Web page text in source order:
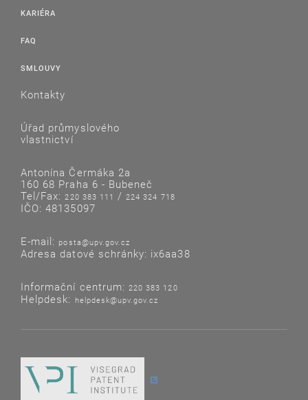
KARIÉRA
FAQ
SMLOUVY
Kontakty
Úřad průmyslového
vlastnictví
Antonína Čermáka 2a
160 68 Praha 6 - Bubeneč
Tel/Fax:220 383 111 /224 324 718
IČO: 48135097
E-mail: posta@upv.gov.cz
Adresa datové schránky: ix6aa38
Informační centrum: 220 383 120
Helpdesk: helpdesk@upv.gov.cz